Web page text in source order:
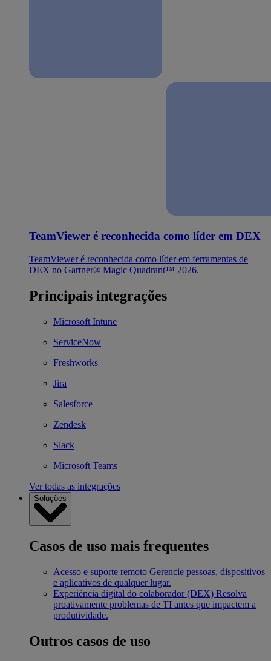
TeamViewer é reconhecida como líder em DEX
TeamViewer é reconhecida como líder em ferramentas de
DEX no Gartner® Magic Quadrant™ 2026.
Principais integrações
Microsoft Intune
ServiceNow
Freshworks
Jira
Salesforce
Zendesk
Slack
Microsoft Teams
Ver todas as integrações
Soluções
Casos de uso mais frequentes
Acesso e suporte remoto Gerencie pessoas, dispositivos
e aplicativos de qualquer lugar.
Experiência digital do colaborador (DEX) Resolva
proativamente problemas de TI antes que impactem a
produtividade.
Outros casos de uso